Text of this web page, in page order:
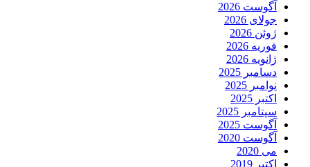
آگوست 2026
جولای 2026
ژوئن 2026
فوریه 2026
ژانویه 2026
دسامبر 2025
نوامبر 2025
اکتبر 2025
سپتامبر 2025
آگوست 2025
آگوست 2020
می 2020
اکتبر 2019